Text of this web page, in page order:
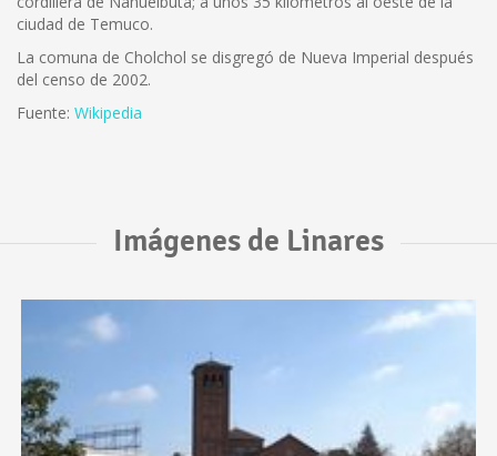
ciudad de Temuco.
La comuna de Cholchol se disgregó de Nueva Imperial después
del censo de 2002.
Fuente: Wikipedia
Imágenes de Linares